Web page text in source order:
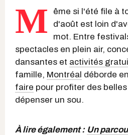
M
ême si l'été file à
d'août est loin
mot. Entre
spectacles en plein air,
dansantes et activités
famille, Montréal déborde
faire pour profiter des
dépenser un sou.
À lire également : Un